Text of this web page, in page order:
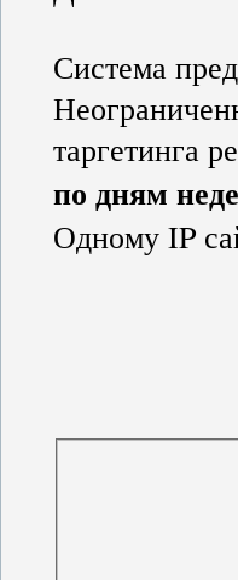
Система
таргетинга
по дням
Одному IP